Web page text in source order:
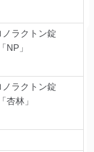
ノラクトン錠
NP」
ノラクトン錠
杏林」